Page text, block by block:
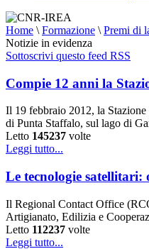
Home \ Formazione \ Premi di
Notizie in evidenza
Sottoscrivi questo feed RSS
Compie 12 anni la
Il 19 febbraio 2012, la
di Punta Staffalo, sul lago di
Letto 145237 volte
Leggi tutto...
Le tecnologie
Il Regional Contact Office
Artigianato, Edilizia e
Letto 112237 volte
Leggi tutto...